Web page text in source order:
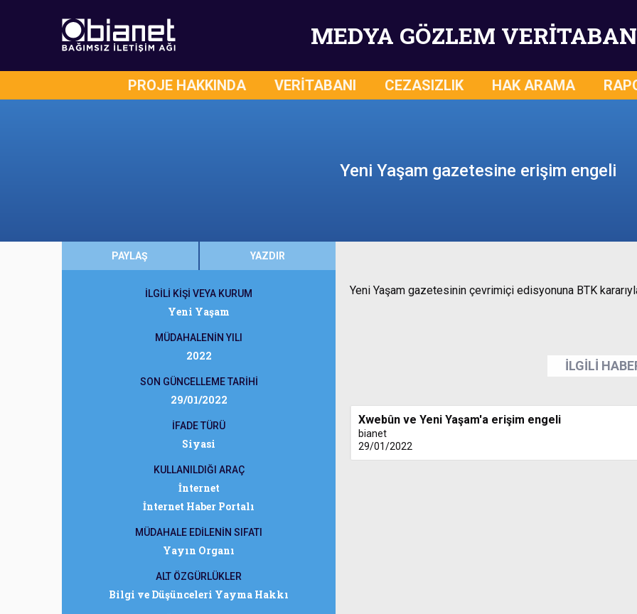
MEDYA GÖZLEM
PROJE HAKKINDA VERİTABANI CEZASIZLIK HAK ARAMA
Yeni Yaşam gazetesine erişim engeli
PAYLAŞ YAZDIR
İLGİLİ KİŞİ VEYA KURUM
Yeni Yaşam
MÜDAHALENİN YILI
2022
SON GÜNCELLEME TARİHİ
29/01/2022
İFADE TÜRÜ
Siyasi
KULLANILDIĞI ARAÇ
İnternet
İnternet Haber Portalı
MÜDAHALE EDİLENİN SIFATI
Yayın Organı
ALT ÖZGÜRLÜKLER
Bilgi ve Düşünceleri Yayma Hakkı
Yeni Yaşam gazetesinin çevrimiçi edisyonuna BTK
İLGİLİ
Xwebûn ve Yeni Yaşam'a erişim engeli
bianet
29/01/2022